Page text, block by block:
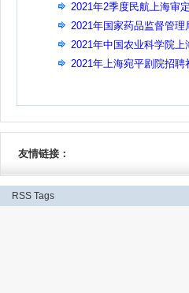
2021年2季度民航上海审
2021年国家药品监督管
人员公开招聘公告
2021年中国农业科学院
招聘公告
2021年上海宛平剧院招
友情链接：
RSS Tags